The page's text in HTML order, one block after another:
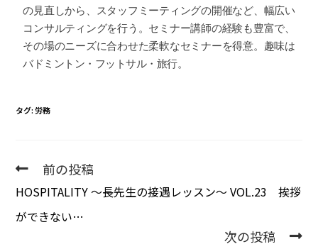
の見直しから、スタッフミーティングの開催など、幅広い
コンサルティングを行う。セミナー講師の経験も豊富で、
その場のニーズに合わせた柔軟なセミナーを得意。趣味は
バドミントン・フットサル・旅行。
タグ:労務
前の投稿
HOSPITALITY 〜長先生の接遇レッスン〜 VOL.23 挨拶
ができない…
次の投稿